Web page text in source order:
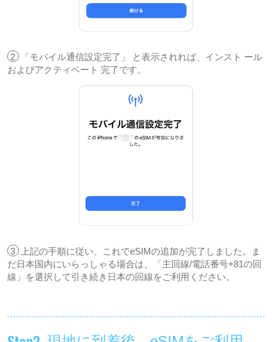
2
「モバイル通信設定完了」 と表示されれば、インスト ール
およびアクティベート 完了です。
3
上記の手順に従い、これでeSIMの追加が完了しました。ま
だ日本国内にいらっしゃる場合は、「主回線/電話番号+81の回
線」を選択して引き続き日本の回線をご利用ください。